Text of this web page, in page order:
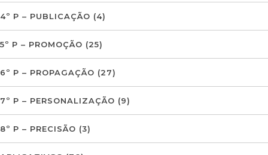
4º P – PUBLICAÇÃO (4)
5º P – PROMOÇÃO (25)
6º P – PROPAGAÇÃO (27)
7º P – PERSONALIZAÇÃO (9)
8º P – PRECISÃO (3)